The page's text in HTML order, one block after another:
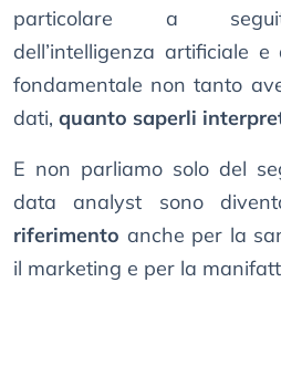
particolare a
dell’intelligenza artificiale
fondamentale non tanto
dati, quanto saperli
E non parliamo solo del
data analyst sono
riferimento anche per la
il marketing e per la